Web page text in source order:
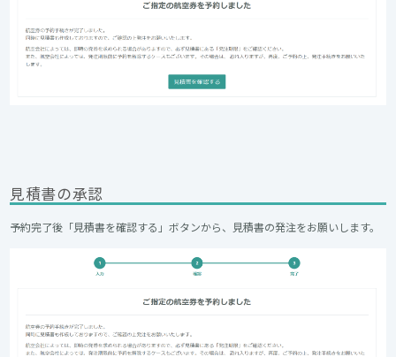
見積書の承認
予約完了後「見積書を確認する」ボタンから、見積書の発注をお願いします。